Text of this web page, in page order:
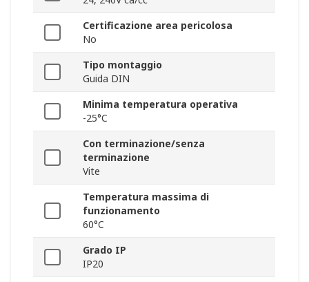
Certificazione area pericolosa
No
Tipo montaggio
Guida DIN
Minima temperatura operativa
-25°C
Con terminazione/senza
terminazione
Vite
Temperatura massima di
funzionamento
60°C
Grado IP
IP20